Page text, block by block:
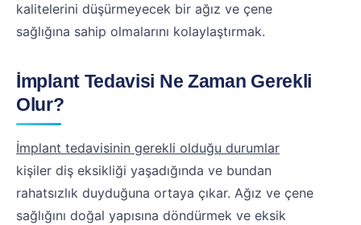
kalitelerini düşürmeyecek bir ağız ve çene
sağlığına sahip olmalarını kolaylaştırmak.
İmplant Tedavisi Ne Zaman Gerekli
Olur?
İmplant tedavisinin gerekli olduğu durumlar
kişiler diş eksikliği yaşadığında ve bundan
rahatsızlık duyduğuna ortaya çıkar. Ağız ve çene
sağlığını doğal yapısına döndürmek ve eksik